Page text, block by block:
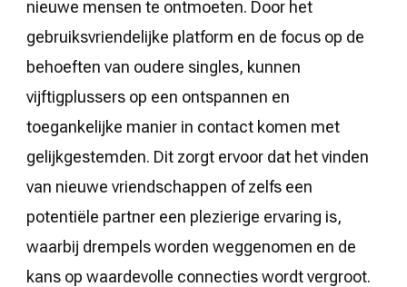
nieuwe mensen te ontmoeten. Door het
gebruiksvriendelijke platform en de focus op de
behoeften van oudere singles, kunnen
vijftigplussers op een ontspannen en
toegankelijke manier in contact komen met
gelijkgestemden. Dit zorgt ervoor dat het vinden
van nieuwe vriendschappen of zelfs een
potentiële partner een plezierige ervaring is,
waarbij drempels worden weggenomen en de
kans op waardevolle connecties wordt vergroot.